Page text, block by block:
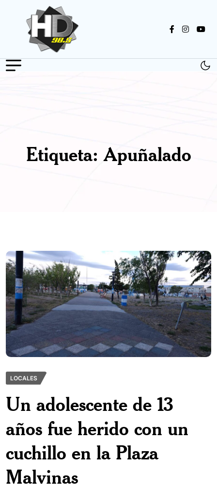
Etiqueta:Apuñalado
LOCALES
Un adolescente de 13
años fue herido con un
cuchillo en la Plaza
Malvinas